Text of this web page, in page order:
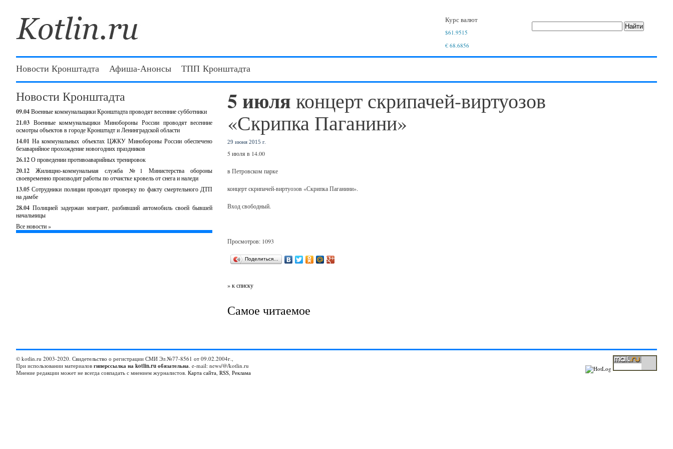
Курс валют
$61.9515
€ 68.6856
Новости Кронштадта Афиша-Анонсы ТПП Кронштадта
Новости Кронштадта
09.04Военные коммунальщики Кронштадта проводят весенние субботники
21.03 Военные коммунальщики Минобороны России проводят весенние
осмотры объектов в городе Кронштадт и Ленинградской области
14.01 На коммунальных объектах ЦЖКУ Минобороны России обеспечено
безаварийное прохождение новогодних праздников
26.12О проведении противоаварийных тренировок
20.12
Жилищно-коммунальная служба №1 Министерства обороны
своевременно производит работы по отчистке кровель от снега и наледи
13.05 Сотрудники полиции проводят проверку по факту смертельного ДТП
на дамбе
28.04 Полицией задержан мигрант, разбивший автомобиль своей бывшей
начальницы
Все новости »
5 июляконцерт скрипачей-виртуозов
«Скрипка Паганини»
29 июня 2015 г.
5 июля в 14.00
в Петровском парке
концерт скрипачей-виртуозов «Скрипка Паганини».
Вход свободный.
Просмотров: 1093
Поделиться…
» к списку
Самое читаемое
© kotlin.ru 2003-2020. Свидетельство о регистрации СМИ Эл №77-8561 от 09.02.2004г.,
При использовании материалов гиперссылка на kotlin.ru обязательна. e-mail: news/@/kotlin.ru
Мнение редакции может не всегда совпадать с мнением журналистов. Карта сайта, RSS, Реклама